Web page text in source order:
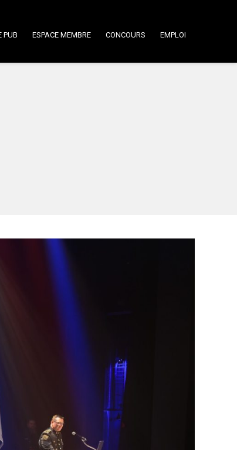
PUB ESPACE MEMBRE CONCOURS EMPLOI